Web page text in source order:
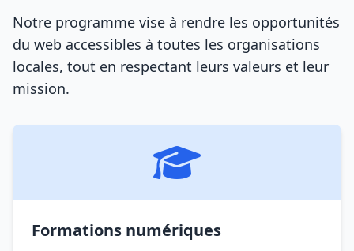
Notre programme vise à rendre les opportunités
du web accessibles à toutes les organisations
locales, tout en respectant leurs valeurs et leur
mission.
Formations numériques